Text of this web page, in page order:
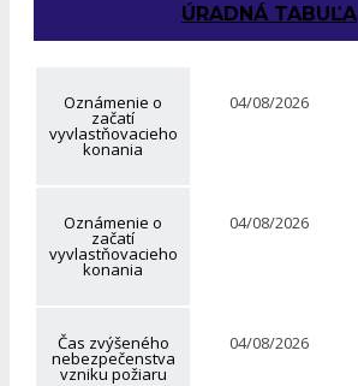
ÚRADNÁ TABUĽA
Oznámenie o
začatí
vyvlastňovacieho
konania
04/08/2026
Oznámenie o
začatí
vyvlastňovacieho
konania
04/08/2026
Čas zvýšeného
nebezpečenstva
vzniku požiaru
04/08/2026